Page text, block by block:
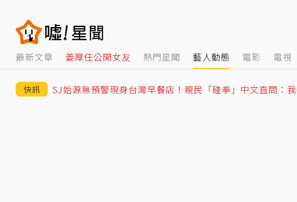
最新文章 姜厚任公開女友 熱門星聞 藝人動態 電影 電視
快訊